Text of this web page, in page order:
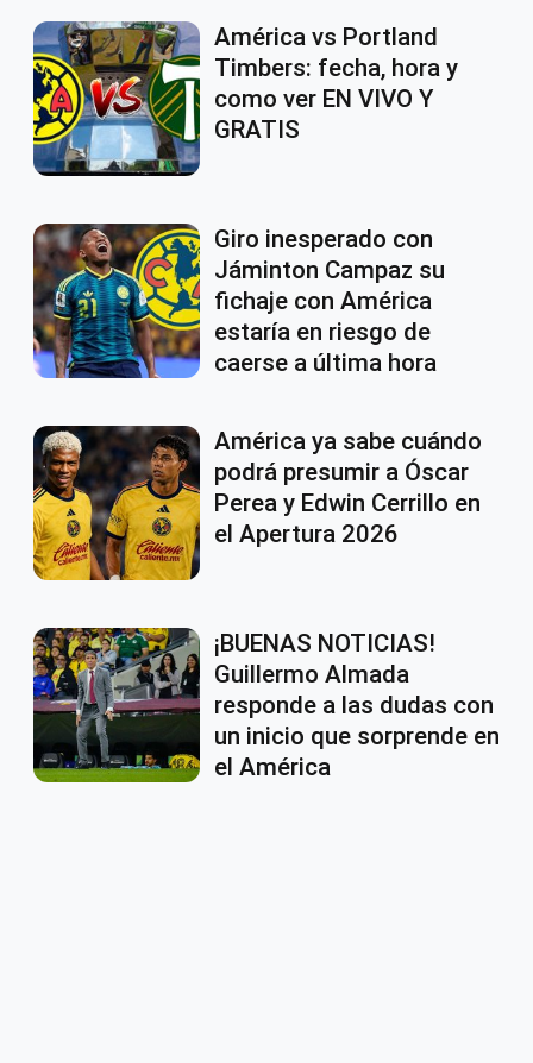
América vs Portland
Timbers: fecha, hora y
como ver EN VIVO Y
GRATIS
Giro inesperado con
Jáminton Campaz su
fichaje con América
estaría en riesgo de
caerse a última hora
América ya sabe cuándo
podrá presumir a Óscar
Perea y Edwin Cerrillo en
el Apertura 2026
¡BUENAS NOTICIAS!
Guillermo Almada
responde a las dudas con
un inicio que sorprende en
el América